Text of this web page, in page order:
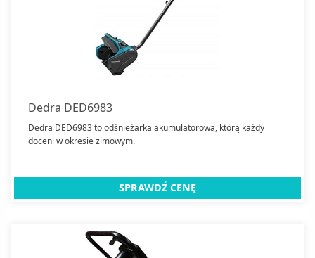
Dedra DED6983
Dedra DED6983 to odśnieżarka akumulatorowa, którą każdy
doceni w okresie zimowym.
SPRAWDŹ CENĘ